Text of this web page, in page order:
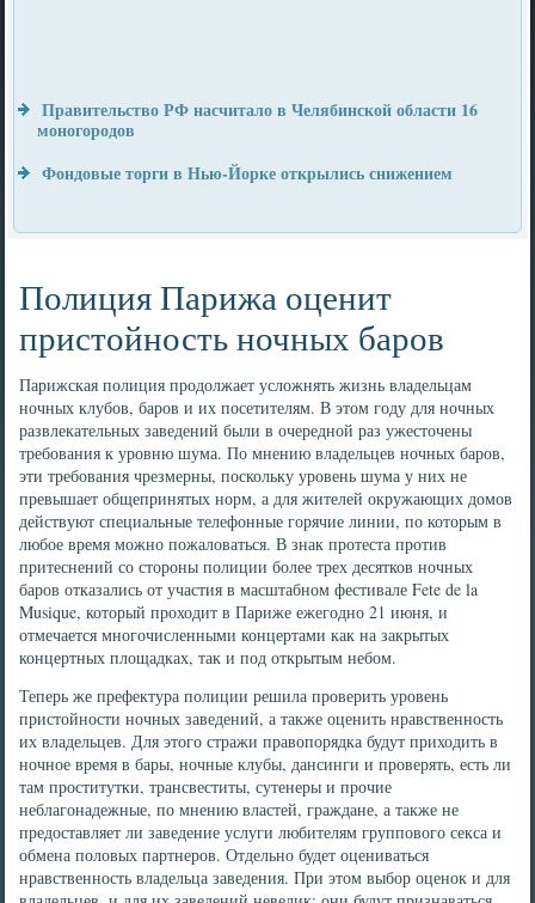
Правительство РФ насчитало в Челябинской области 16
моногородов
Фондовые торги в Нью-Йорке открылись снижением
Полиция Парижа оценит
пристойность ночных баров
Парижская полиция продолжает усложнять жизнь владельцам
ночных клубов, баров и их посетителям. В этом году для ночных
развлекательных заведений были в очередной раз ужесточены
требования к уровню шума. По мнению владельцев ночных баров,
эти требования чрезмерны, поскольку уровень шума у них не
превышает общепринятых норм, а для жителей окружающих домов
действуют специальные телефонные горячие линии, по которым в
любое время можно пожаловаться. В знак протеста против
притеснений со стороны полиции более трех десятков ночных
баров отказались от участия в масштабном фестивале Fete de la
Musique, который проходит в Париже ежегодно 21 июня, и
отмечается многочисленными концертами как на закрытых
концертных площадках, так и под открытым небом.
Теперь же префектура полиции решила проверить уровень
пристойности ночных заведений, а также оценить нравственность
их владельцев. Для этого стражи правопорядка будут приходить в
ночное время в бары, ночные клубы, дансинги и проверять, есть ли
там проститутки, трансвеститы, сутенеры и прочие
неблагонадежные, по мнению властей, граждане, а также не
предоставляет ли заведение услуги любителям группового секса и
обмена половых партнеров. Отдельно будет оцениваться
нравственность владельца заведения. При этом выбор оценок и для